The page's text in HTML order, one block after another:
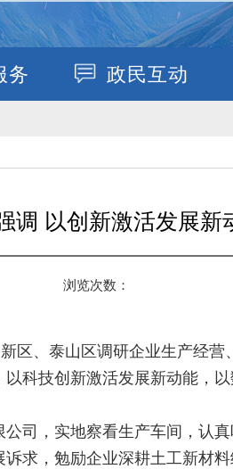
务 政民互动
调 以创新激活发展新
浏览次数：
区、泰山区调研企业生产经
科技创新激活发展新动能，
司，实地察看生产车间，认
求，勉励企业深耕土工新材